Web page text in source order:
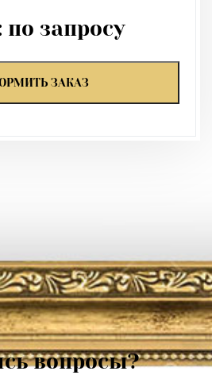
по запросу
ЗАКАЗ
вопросы?